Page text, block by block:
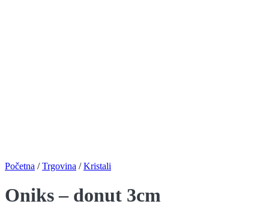
Početna / Trgovina / Kristali
Oniks – donut 3cm